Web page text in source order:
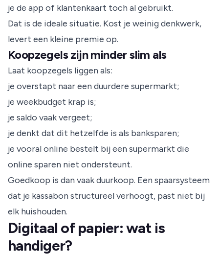
je de app of klantenkaart toch al gebruikt.
Dat is de ideale situatie. Kost je weinig denkwerk,
levert een kleine premie op.
Koopzegels zijn minder slim als
Laat koopzegels liggen als:
je overstapt naar een duurdere supermarkt;
je weekbudget krap is;
je saldo vaak vergeet;
je denkt dat dit hetzelfde is als banksparen;
je vooral online bestelt bij een supermarkt die
online sparen niet ondersteunt.
Goedkoop is dan vaak duurkoop. Een spaarsysteem
dat je kassabon structureel verhoogt, past niet bij
elk huishouden.
Digitaal of papier: wat is
handiger?